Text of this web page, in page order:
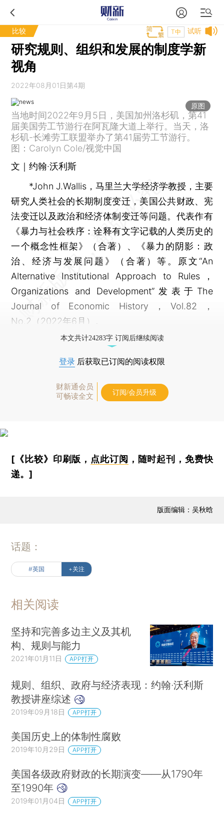
比较 试听
T中
研究规则、组织和发展的制度学新
视角
2022年08月01日第4期
原图
当地时间2022年9月5日，美国加州洛杉矶，第41
届美国劳工节游行在阿瓦隆大道上举行。当天，洛
杉矶-长滩劳工联盟举办了第41届劳工节游行。
图：Carolyn Cole/视觉中国
文｜约翰·沃利斯
*John J.Wallis，马里兰大学经济学教授，主要
研究人类社会的长期制度变迁，美国公共财政、宪
法变迁以及政治和经济体制变迁等问题。代表作有
《暴力与社会秩序：诠释有文字记载的人类历史的
一个概念性框架》（合著）、《暴力的阴影：政
治、经济与发展问题》（合著）等。原文“An
Alternative Institutional Approach to Rules，
Organizations and Development”发表于The
Journal of Economic History，Vol.82，
No.2（2022年6月）。
本文共计24283字 订阅后继续阅读
登录 后获取已订阅的阅读权限
财新通会员
可畅读全文
订阅/会员升级
[《比较》印刷版， 点此订阅 ，随时起刊，免费快
递。]
版面编辑：吴秋晗
话题：
#英国 +关注
相关阅读
坚持和完善多边主义及其机
构、规则与能力
2021年01月11日 APP打开
规则、组织、政府与经济表现：约翰·沃利斯
教授讲座综述
2019年09月18日 APP打开
美国历史上的体制性腐败
2019年10月29日 APP打开
美国各级政府财政的长期演变——从1790年
至1990年
2019年01月04日 APP打开